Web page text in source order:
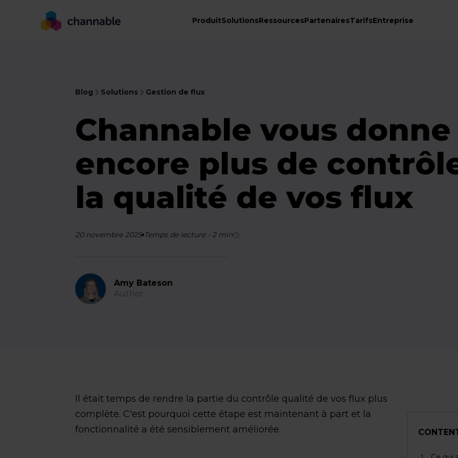
ProduitSolutionsRessourcesPartenairesTarifsEntreprise
Blog Solutions Gestion de flux
Channable vous donne
encore plus de
la qualité de vos flux
20 novembre 2025 Temps de lecture- 2min
Amy Bateson
Author
Il était temps de rendre la partie du contrôle qualité de vos flux plus
complète. C'est pourquoi cette étape est maintenant à part et la
fonctionnalité a été sensiblement améliorée.